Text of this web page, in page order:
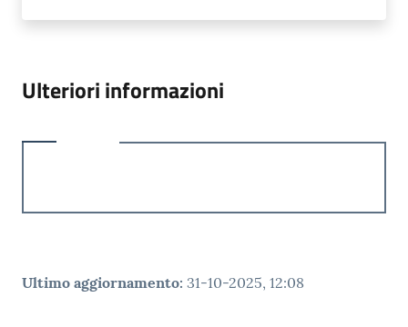
Ulteriori informazioni
Ultimo aggiornamento: 31-10-2025, 12:08